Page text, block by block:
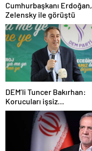
Cumhurbaşkanı Erdoğan,
Zelensky ile görüştü
DEM’li Tuncer Bakırhan:
Korucuları işsiz
bırakmayacağız